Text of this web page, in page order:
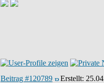
Beitrag #120789 Erstellt: